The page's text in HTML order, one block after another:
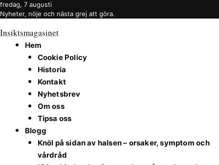
fredag, 7 augusti
Nyheter, nöje och nästa grej att göra.
Insiktsmagasinet
Hem
Cookie Policy
Historia
Kontakt
Nyhetsbrev
Om oss
Tipsa oss
Blogg
Knöl på sidan av halsen – orsaker, symptom och
vårdråd